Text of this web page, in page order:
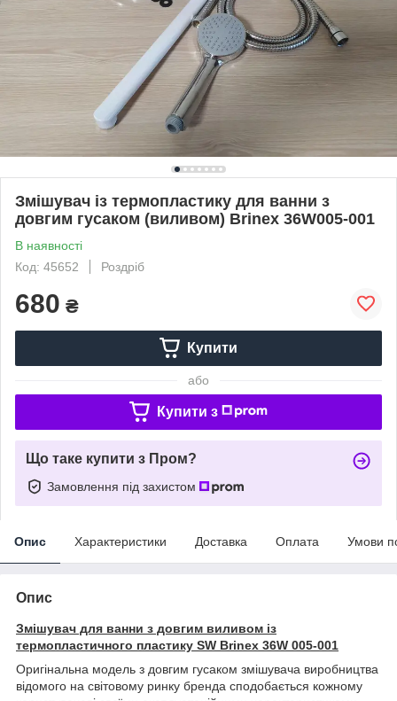
Змішувач із термопластику для ванни з
довгим гусаком (виливом) Brinex 36W005-001
В наявності
Код: 45652
Роздріб
680 ₴
Купити
або
Купити з
Що таке купити з Пром?
Замовлення під захистом
Опис Характеристики Доставка Оплата Умови
Опис
Змішувач для ванни з довгим виливом із
термопластичного пластику SW Brinex 36W 005-001
Оригінальна модель з довгим гусаком змішувача виробництва
відомого на світовому ринку бренда сподобається кожному